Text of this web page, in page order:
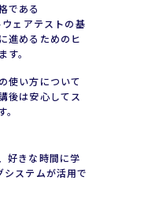
である
ェアテストの基
進めるためのヒ
す。
使い方について
後は安心してス
好きな時間に学
ステムが活用で